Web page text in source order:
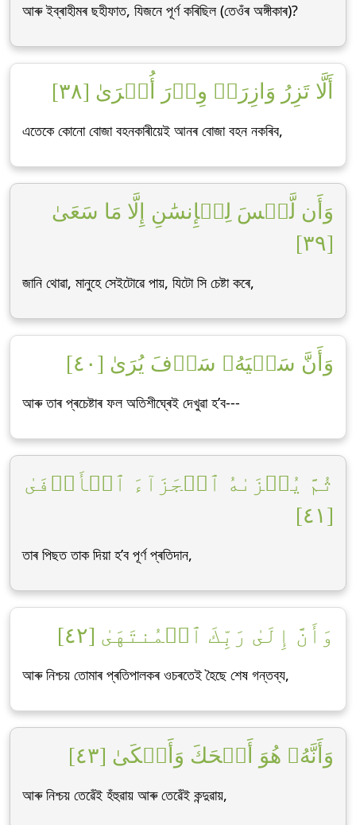
আৰু ইব্ৰাহীমৰ ছহীফাত, যিজনে পূৰ্ণ কৰিছিল (তেওঁৰ অঙ্গীকাৰ)?
أَلَّا تَزِرُ وَازِرَةٞ وِزۡرَ أُخۡرَىٰ [٣٨]
এতেকে কোনো বোজা বহনকাৰীয়েই আনৰ বোজা বহন নকৰিব,
وَأَن لَّيۡسَ لِلۡإِنسَٰنِ إِلَّا مَا سَعَىٰ
[٣٩]
জানি থোৱা, মানুহে সেইটোৱে পায়, যিটো সি চেষ্টা কৰে,
وَأَنَّ سَعۡيَهُۥ سَوۡفَ يُرَىٰ [٤٠]
আৰু তাৰ প্ৰচেষ্টাৰ ফল অতিশীঘ্ৰেই দেখুৱা হ’ব---
ثُمَّ يُجۡزَىٰهُ ٱلۡجَزَآءَ ٱلۡأَوۡفَىٰ
[٤١]
তাৰ পিছত তাক দিয়া হ’ব পূৰ্ণ প্ৰতিদান,
وَأَنَّ إِلَىٰ رَبِّكَ ٱلۡمُنتَهَىٰ [٤٢]
আৰু নিশ্চয় তোমাৰ প্ৰতিপালকৰ ওচৰতেই হৈছে শেষ গন্তব্য,
وَأَنَّهُۥ هُوَ أَضۡحَكَ وَأَبۡكَىٰ [٤٣]
আৰু নিশ্চয় তেৱেঁই হঁহুৱায় আৰু তেৱেঁই কন্দুৱায়,